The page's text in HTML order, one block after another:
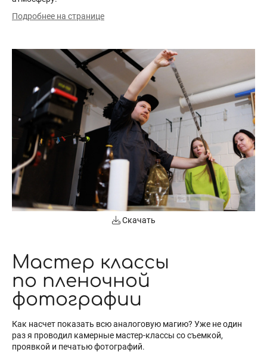
Подробнее на странице
Мастер классы
по пленочной
фотографии
Как насчет показать всю аналоговую магию? Уже не один
раз я проводил камерные мастер-классы со съемкой,
проявкой и печатью фотографий.
Скачать